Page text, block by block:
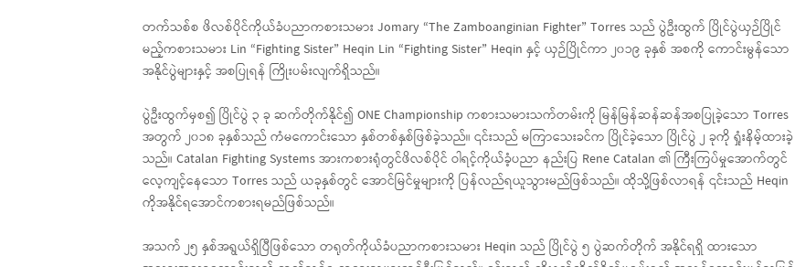
တက်သစ်စ ဖိလစ်ပိုင်ကိုယ်ခံပညာကစားသမား Jomary “The Zamboanginian Fighter” Torres သည် ပွဲဦးထွက် ပြိုင်ပွဲယှဉ်ပြိုင်
မည့်ကစားသမား Lin “Fighting Sister” Heqin Lin “Fighting Sister” Heqin နှင့် ယှဉ်ပြိုင်ကာ ၂၀၁၉ ခုနှစ် အစကို ကောင်းမွန်သော
အနိုင်ပွဲများနှင့် အစပြုရန် ကြိုးပမ်းလျက်ရှိသည်။
ပွဲဦးထွက်မှစ၍ ပြိုင်ပွဲ ၃ ခု ဆက်တိုက်နိုင်၍ ONE Championship ကစားသမားသက်တမ်းကို မြန်မြန်ဆန်ဆန်အစပြုခဲ့သော Torres
အတွက် ၂၀၁၈ ခုနှစ်သည် ကံမကောင်းသော နှစ်တစ်နှစ်ဖြစ်ခဲ့သည်။ ၎င်းသည် မကြာသေးခင်က ပြိုင်ခဲ့သော ပြိုင်ပွဲ ၂ ခုကို ရှုံးနိမ့်ထားခဲ့
သည်။ Catalan Fighting Systems အားကစားရုံတွင်ဖိလစ်ပိုင် ဝါရင့်ကိုယ်ခံ့ပညာ နည်းပြ Rene Catalan ၏ ကြီးကြပ်မှုအောက်တွင်
လေ့ကျင့်နေသော Torres သည် ယခုနှစ်တွင် အောင်မြင်မှုများကို ပြန်လည်ရယူသွားမည်ဖြစ်သည်။ ထိုသို့ဖြစ်လာရန် ၎င်းသည် Heqin
ကိုအနိုင်ရအောင်ကစားရမည်ဖြစ်သည်။
အသက် ၂၅ နှစ်အရွယ်ရှိပြီဖြစ်သော တရုတ်ကိုယ်ခံပညာကစားသမား Heqin သည် ပြိုင်ပွဲ ၅ ပွဲဆက်တိုက် အနိုင်ရရှိ ထားသော